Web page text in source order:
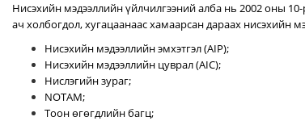
Нисэхийн мэдээллийн үйлчилгээний алба нь 2002 оны
ач холбогдол, хугацаанаас хамаарсан дараах нисэхийн
Нисэхийн мэдээллийн эмхэтгэл (AIP);
Нисэхийн мэдээллийн цуврал (AIC);
Нислэгийн зураг;
NOTAM;
Тоон өгөгдлийн багц;